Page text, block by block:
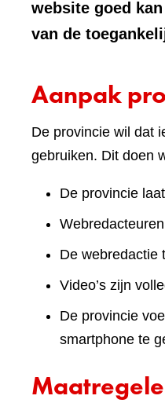
website goed
van de
Aanpak
De provincie wil dat
gebruiken. Dit doen
De provincie
De webredactie
Video’s zijn
De provincie
smartphone te